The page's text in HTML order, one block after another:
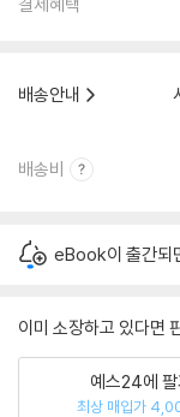
배송안내
배송비
eBook이 출간되
이미 소장하고 있다면
예스24에 팔
최상 매입가